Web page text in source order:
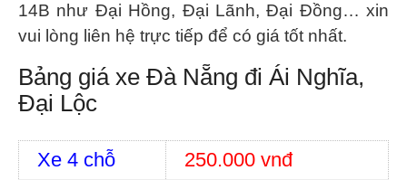
14B như Đại Hồng, Đại Lãnh, Đại Đồng… xin
vui lòng liên hệ trực tiếp để có giá tốt nhất.
Bảng giá xe Đà Nẵng đi Ái Nghĩa,
Đại Lộc
Xe 4 chỗ
250.000 vnđ